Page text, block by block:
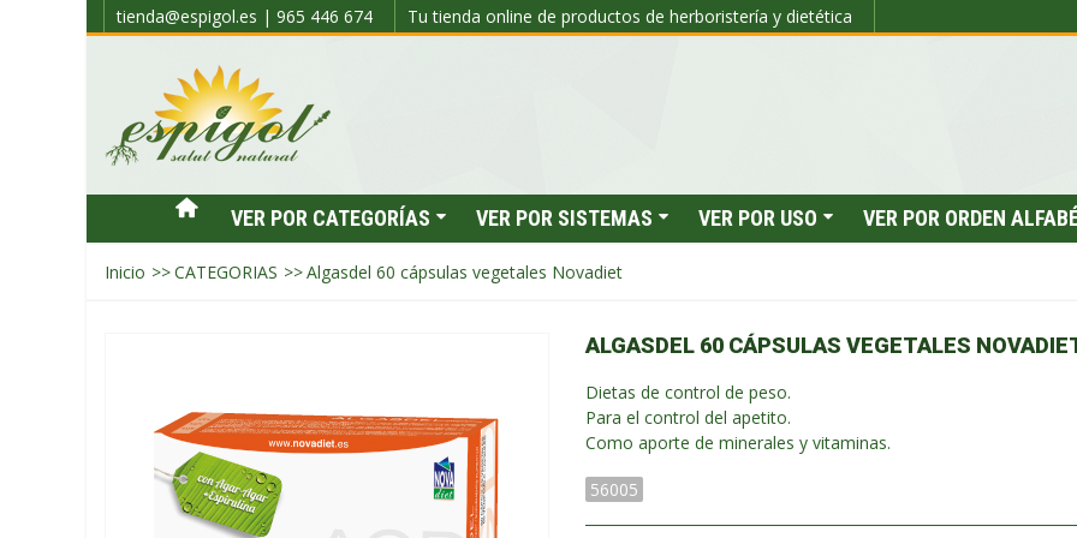
tienda@espigol.es | 965 446 674 Tu tienda online de productos de herboristería y dietética
VER POR CATEGORÍAS VER POR SISTEMAS VER POR USO VER POR ORDEN
Inicio >>CATEGORIAS >>Algasdel 60 cápsulas vegetales Novadiet
ALGASDEL 60 CÁPSULAS VEGETALES
Dietas de control de peso.
Para el control del apetito.
Como aporte de minerales y vitaminas.
56005